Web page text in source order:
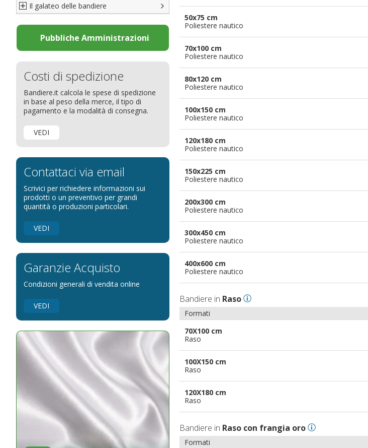
Diplomatiche
Bandiere Pubblicitarie
Natale e altre festività
Bandiere etniche e religiose
Accessori per bandiere da tavolo
Bandiere segnavento
Bandiere per sbandieratori
Bandiere per barche
Bandiere per hotel
Bandiere per eventi
Bandiere per biciclette
Bandiere per autosaloni
Bandiere Palio
Bandiere per enti pubblici
Bandiere per riserve naturali e parchi
Bandiere per musicisti
Bandiere per feste
pennoni per bandiere
Il galateo delle bandiere
La bandiera
Come disporre le bandiere
Dimensioni delle bandiere
Come piegare il tricolore
Pubbliche Amministrazioni
Costi di spedizione
Bandiere.it calcola le spese di spedizione
in base al peso della merce, il tipo di
pagamento e la modalità di consegna.
VEDI
Contattaci via email
Scrivici per richiedere informazioni sui
prodotti o un preventivo per grandi
quantità o produzioni particolari.
VEDI
Garanzie Acquisto
Condizioni generali di vendita online
VEDI
50x75 cm
Poliestere nautico
70x100 cm
Poliestere nautico
80x120 cm
Poliestere nautico
100x150 cm
Poliestere nautico
120x180 cm
Poliestere nautico
150x225 cm
Poliestere nautico
200x300 cm
Poliestere nautico
300x450 cm
Poliestere nautico
400x600 cm
Poliestere nautico
Bandiere in Raso
Formati
70X100 cm
Raso
100X150 cm
Raso
120X180 cm
Raso
Bandiere in Raso con frangia oro
Formati